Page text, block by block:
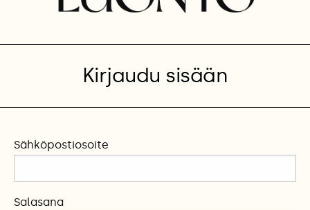
Kirjaudu sisään
Sähköpostiosoite
Salasana